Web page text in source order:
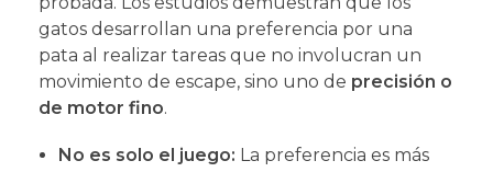
gatos desarrollan una preferencia por una
pata al realizar tareas que no involucran un
movimiento de escape, sino uno de precisión o
de motor fino.
No es solo el juego: La preferencia es más